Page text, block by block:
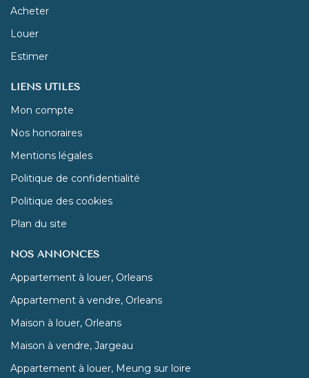
Acheter
Louer
Estimer
LIENS UTILES
Mon compte
Nos honoraires
Mentions légales
Politique de confidentialité
Politique des cookies
Plan du site
NOS ANNONCES
Appartement à louer, Orleans
Appartement à vendre, Orleans
Maison à louer, Orleans
Maison à vendre, Jargeau
Appartement à louer, Meung sur loire